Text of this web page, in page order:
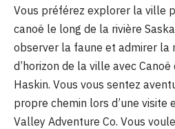
Vous préférez explorer la ville
canoë le long de la rivière
observer la faune et admirer la
d’horizon de la ville avec Canoë
Haskin. Vous vous sentez
propre chemin lors d’une visite
Valley Adventure Co. Vous